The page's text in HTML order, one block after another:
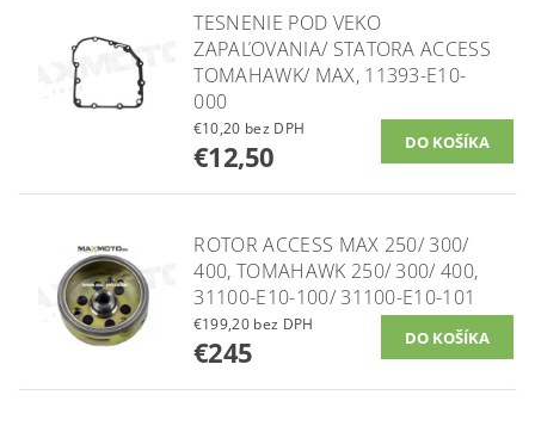
TESNENIE POD VEKO
ZAPAĽOVANIA/ STATORA ACCESS
TOMAHAWK/ MAX, 11393-E10-
000
€10,20 bez DPH
€12,50
ROTOR ACCESS MAX 250/ 300/
400, TOMAHAWK 250/ 300/ 400,
31100-E10-100/ 31100-E10-101
€199,20 bez DPH
€245